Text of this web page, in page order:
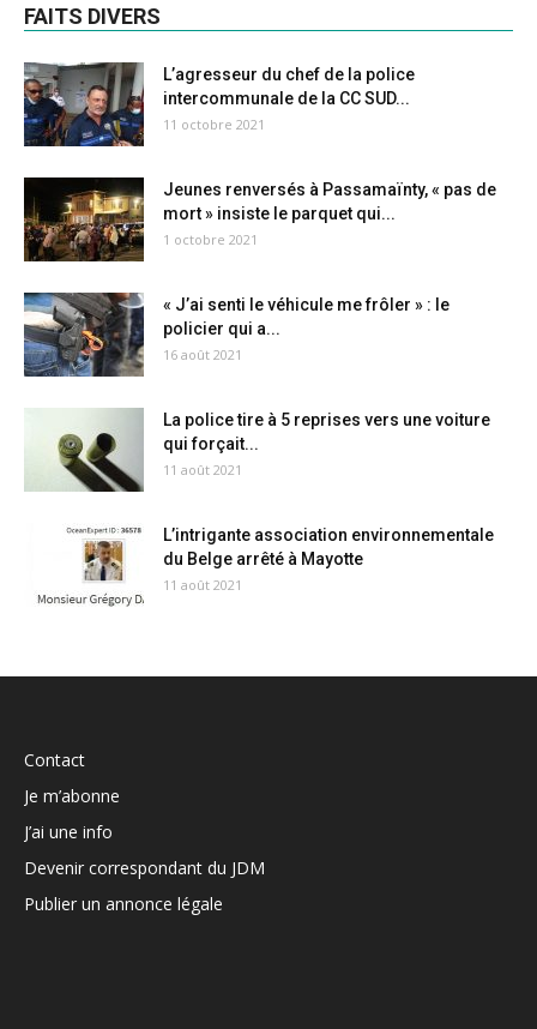
FAITS DIVERS
L’agresseur du chef de la police
intercommunale de la CC SUD...
11 octobre 2021
Jeunes renversés à Passamaïnty, « pas de
mort » insiste le parquet qui...
1 octobre 2021
« J’ai senti le véhicule me frôler » : le
policier qui a...
16 août 2021
La police tire à 5 reprises vers une voiture
qui forçait...
11 août 2021
L’intrigante association environnementale
du Belge arrêté à Mayotte
11 août 2021
Contact
Je m’abonne
J’ai une info
Devenir correspondant du JDM
Publier un annonce légale